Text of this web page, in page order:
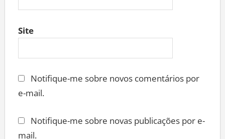
Site
Notifique-me sobre novos comentários por
e-mail.
Notifique-me sobre novas publicações por e-
mail.